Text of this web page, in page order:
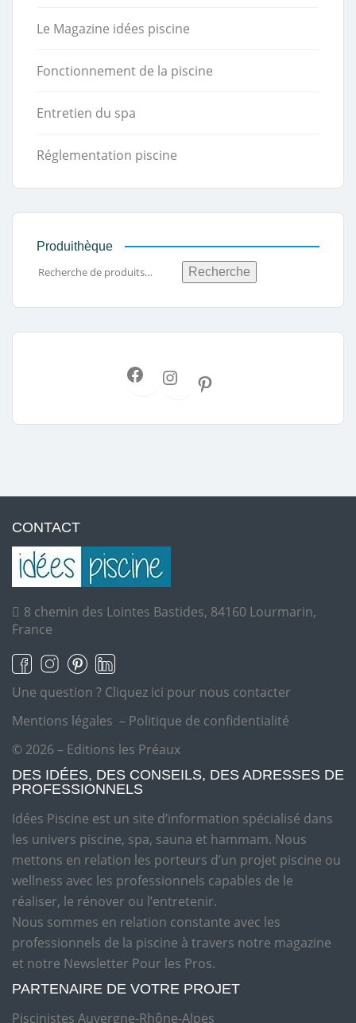
Le Magazine idées piscine
Fonctionnement de la piscine
Entretien du spa
Réglementation piscine
Produithèque
Recherche
CONTACT
8 chemin des Lointes Bastides, 84160 Lourmarin,
France
Une question ? Cliquez ici pour nous contacter
Mentions légales – Politique de confidentialité
© 2026 – Editions les Préaux
DES IDÉES, DES CONSEILS, DES ADRESSES DE
PROFESSIONNELS
Idées Piscine est un site d’information spécialisé dans
les univers piscine, spa, sauna et hammam. Nous
mettons en relation les porteurs d’un projet piscine ou
wellness avec les professionnels capables de le
réaliser, le rénover ou l’entretenir.
Nous sommes en relation constante avec les
professionnels de la piscine à travers notre magazine
et notre Newsletter Pour les Pros.
PARTENAIRE DE VOTRE PROJET
Piscinistes Auvergne-Rhône-Alpes